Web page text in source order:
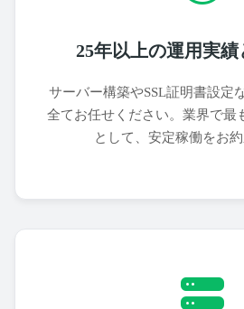
25年以上の運用実績
サーバー構築やSSL証明書設定
全てお任せください。業界で最
として、安定稼働をお約